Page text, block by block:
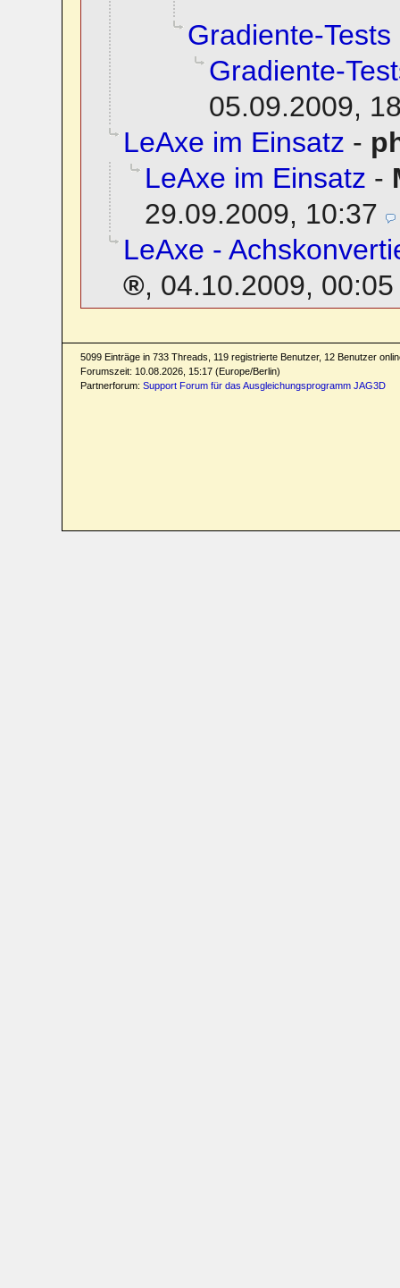
Gradiente-Tests
Gradiente-
05.09.2009,
LeAxe im Einsatz -
LeAxe im Einsatz -
29.09.2009, 10:37
LeAxe -
, 04.10.2009, 00:05
5099 Einträge in 733 Threads, 119 registrierte Benutzer, 12 Benutzer
Forumszeit: 10.08.2026, 15:17 (Europe/Berlin)
Partnerforum: Support Forum für das Ausgleichungsprogramm JAG3D